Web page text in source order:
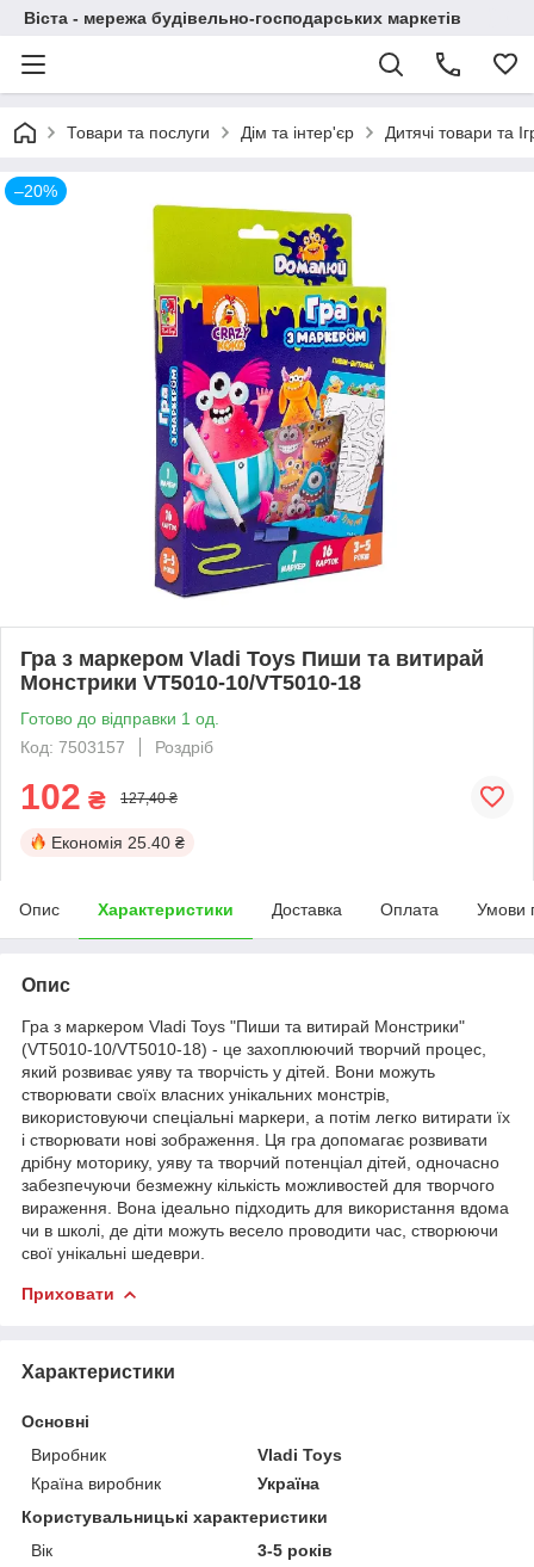
Віста - мережа будівельно-господарських маркетів
Товари та послуги Дім та інтер'єр Дитячі товари та
–20%
Гра з маркером Vladi Toys Пиши та витирай
Монстрики VT5010-10/VT5010-18
Готово до відправки 1 од.
Код: 7503157
Роздріб
102 ₴ 127,40 ₴
Економія 25.40 ₴
Опис Характеристики Доставка Оплата Умови
Опис
Гра з маркером Vladi Toys "Пиши та витирай Монстрики"
(VT5010-10/VT5010-18) - це захоплюючий творчий процес,
який розвиває уяву та творчість у дітей. Вони можуть
створювати своїх власних унікальних монстрів,
використовуючи спеціальні маркери, а потім легко витирати їх
і створювати нові зображення. Ця гра допомагає розвивати
дрібну моторику, уяву та творчий потенціал дітей, одночасно
забезпечуючи безмежну кількість можливостей для творчого
вираження. Вона ідеально підходить для використання вдома
чи в школі, де діти можуть весело проводити час, створюючи
свої унікальні шедеври.
Приховати
Характеристики
Основні
Виробник
Vladi Toys
Країна виробник
Україна
Користувальницькі характеристики
Вік
3-5 років